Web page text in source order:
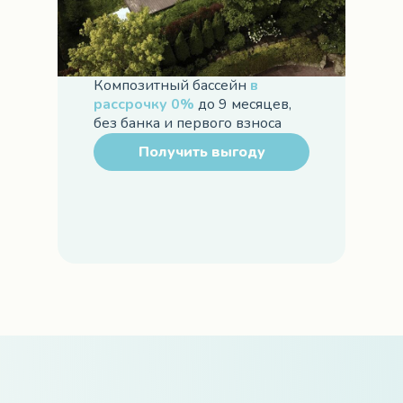
Композитный бассейн в
рассрочку 0% до 9 месяцев,
без банка и первого взноса
Получить выгоду